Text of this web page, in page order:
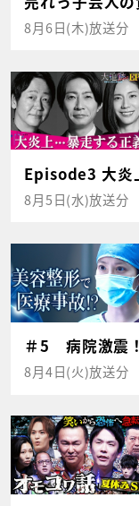
8月6日(木)放送分
Episode3 大炎
8月5日(水)放送分
＃5 病院激震
8月4日(火)放送分